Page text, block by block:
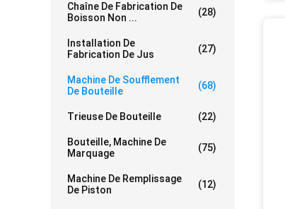
Chaîne De Fabrication De
Boisson Non ...
(28)
Installation De
Fabrication De Jus
(27)
Machine De Soufflement
De Bouteille
(68)
Trieuse De Bouteille (22)
Bouteille, Machine De
Marquage
(75)
Machine De Remplissage
De Piston
(12)